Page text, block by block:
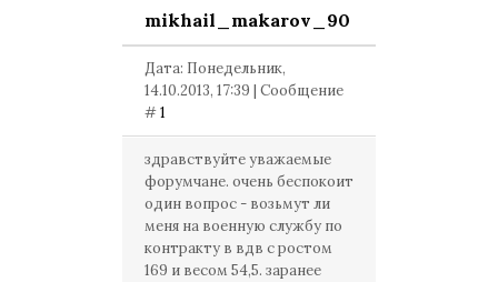
mikhail_makarov_90
Дата: Понедельник,
14.10.2013, 17:39 | Сообщение
#1
здравствуйте уважаемые
форумчане. очень беспокоит
один вопрос - возьмут ли
меня на военную службу по
контракту в вдв с ростом
169 и весом 54,5. заранее